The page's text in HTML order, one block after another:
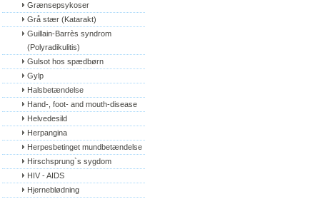
Grænsepsykoser
Grå stær (Katarakt)
Guillain-Barrès syndrom
(Polyradikulitis)
Gulsot hos spædbørn
Gylp
Halsbetændelse
Hand-, foot- and mouth-disease
Helvedesild
Herpangina
Herpesbetinget mundbetændelse
Hirschsprung`s sygdom
HIV - AIDS
Hjerneblødning